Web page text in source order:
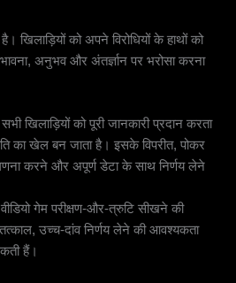
खिलाड़ियों को अपने विरोधियों के हाथों को
अनुभव और अंतर्ज्ञान पर भरोसा करना
खिलाड़ियों को पूरी जानकारी प्रदान करता
का खेल बन जाता है। इसके विपरीत, पोकर
करने और अपूर्ण डेटा के साथ निर्णय लेने
गेम परीक्षण-और-त्रुटि सीखने की
उच्च-दांव निर्णय लेने की आवश्यकता
हैं।